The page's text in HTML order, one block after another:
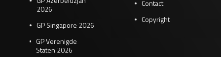
2026
GP Singapore 2026
GP Verenigde
Staten 2026
Contact
Copyright